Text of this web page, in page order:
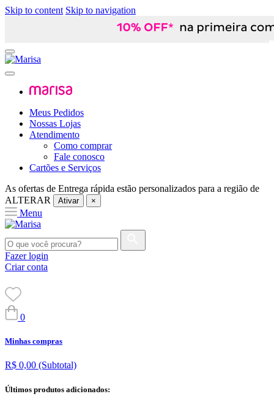
Skip to content Skip to navigation
Meus Pedidos
Nossas Lojas
Atendimento
Como comprar
Fale conosco
Cartões e Serviços
As ofertas de Entrega rápida estão personalizados para a região de
ALTERAR
Ativar ×
Menu
Fazer login
Criar conta
0
Minhas compras
R$ 0,00 (Subtotal)
Últimos produtos adicionados: